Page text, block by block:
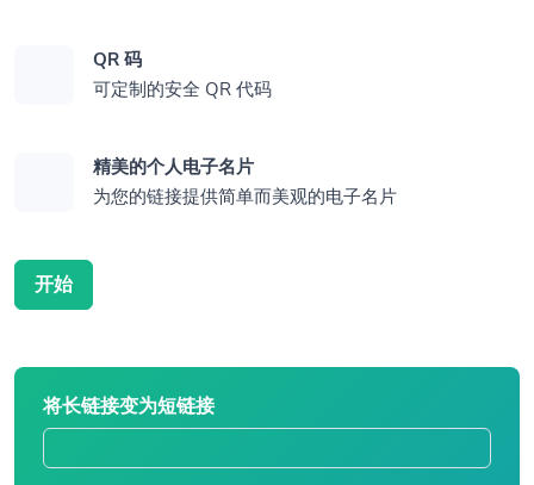
QR 码
可定制的安全 QR 代码
精美的个人电子名片
为您的链接提供简单而美观的电子名片
开始
将长链接变为短链接